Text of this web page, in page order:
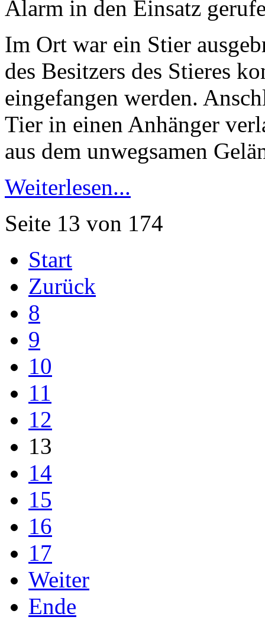
Alarm in den Einsatz
Im Ort war ein Stier
des Besitzers des Stieres
eingefangen werden.
Tier in einen Anhänger
aus dem unwegsamen
Weiterlesen...
Seite 13 von 174
Start
Zurück
8
9
10
11
12
13
14
15
16
17
Weiter
Ende